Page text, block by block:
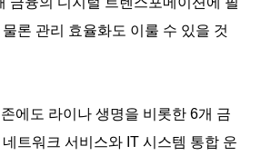
론 관리 효율화도 이룰 수 있을 것
에도 라이나 생명을 비롯한 6개 금
트워크 서비스와 IT 시스템 통합 운